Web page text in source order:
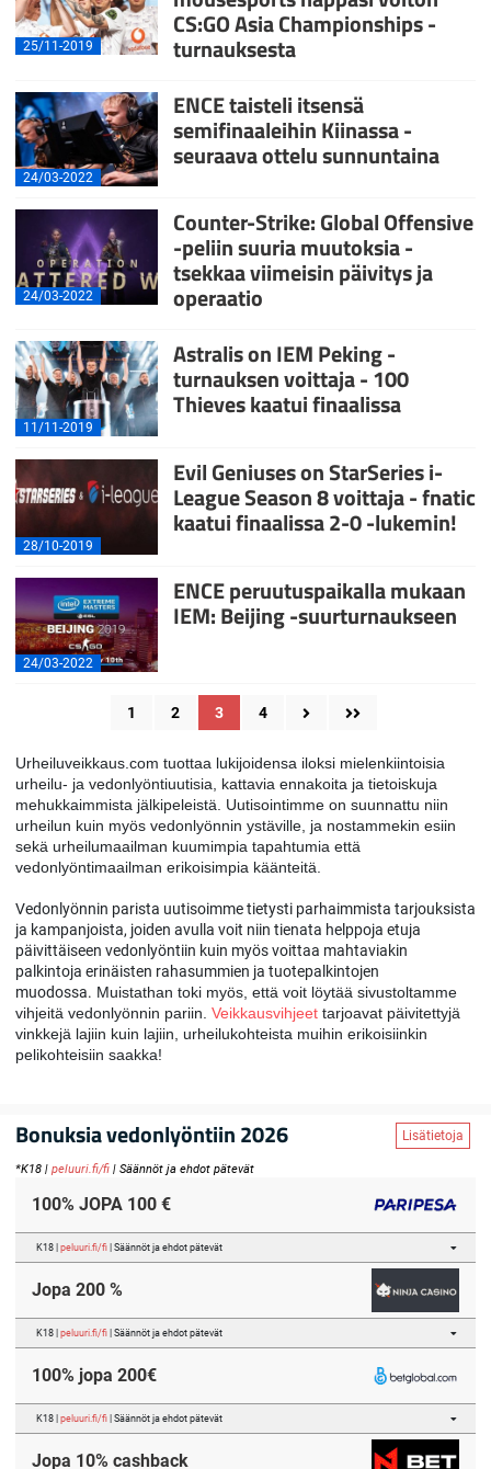
25/11-2019
CS:GO Asia Championships -
turnauksesta
24/03-2022
ENCE taisteli itsensä
semifinaaleihin Kiinassa -
seuraava ottelu sunnuntaina
24/03-2022
Counter-Strike: Global Offensive
-peliin suuria muutoksia -
tsekkaa viimeisin päivitys ja
operaatio
11/11-2019
Astralis on IEM Peking -
turnauksen voittaja - 100
Thieves kaatui finaalissa
28/10-2019
Evil Geniuses on StarSeries i-
League Season 8 voittaja - fnatic
kaatui finaalissa 2-0 -lukemin!
24/03-2022
ENCE peruutuspaikalla mukaan
IEM: Beijing -suurturnaukseen
1 2 3 4
Urheiluveikkaus.com tuottaa lukijoidensa iloksi mielenkiintoisia
urheilu- ja vedonlyöntiuutisia, kattavia ennakoita ja tietoiskuja
mehukkaimmista jälkipeleistä. Uutisointimme on suunnattu niin
urheilun kuin myös vedonlyönnin ystäville, ja nostammekin esiin
sekä urheilumaailman kuumimpia tapahtumia että
vedonlyöntimaailman erikoisimpia käänteitä.
Vedonlyönnin parista uutisoimme tietysti parhaimmista tarjouksista
ja kampanjoista, joiden avulla voit niin tienata helppoja etuja
päivittäiseen vedonlyöntiin kuin myös voittaa mahtaviakin
palkintoja erinäisten rahasummien ja tuotepalkintojen
muodossa. Muistathan toki myös, että voit löytää sivustoltamme
vihjeitä vedonlyönnin pariin. Veikkausvihjeet tarjoavat päivitettyjä
vinkkejä lajiin kuin lajiin, urheilukohteista muihin erikoisiinkin
pelikohteisiin saakka!
Bonuksia vedonlyöntiin 2026 Lisätietoja
*K18 | peluuri.fi/fi | Säännöt ja ehdot pätevät
100% JOPA 100 €
K18 | peluuri.fi/fi| Säännöt ja ehdot pätevät
Jopa 200 %
K18 | peluuri.fi/fi| Säännöt ja ehdot pätevät
100% jopa 200€
K18 | peluuri.fi/fi| Säännöt ja ehdot pätevät
Jopa 10% cashback